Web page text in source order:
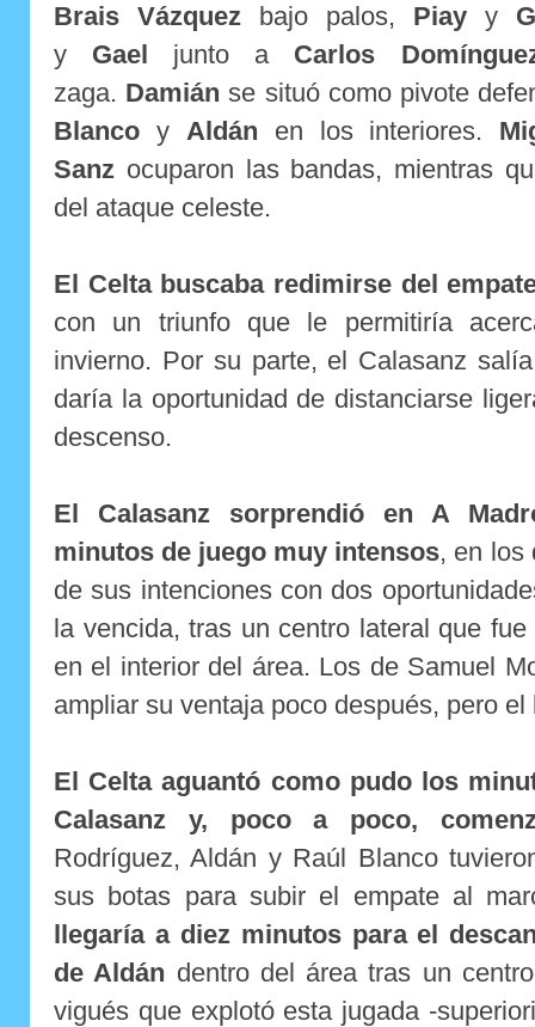
Brais Vázquez bajo palos, Piay y
y Gael junto a Carlos
zaga. Damián se situó como pivote
Blanco y Aldán en los interiores.
Sanz ocuparon las bandas, mientras
del ataque celeste.
El Celta buscaba redimirse del
con un triunfo que le permitiría
invierno. Por su parte, el Calasanz
daría la oportunidad de distanciarse
descenso.
El Calasanz sorprendió en A
minutos de juego muy intensos, en los
de sus intenciones con dos
la vencida, tras un centro lateral que
en el interior del área. Los de Samuel
ampliar su ventaja poco después, pero
El Celta aguantó como pudo los
Calasanz y, poco a poco,
Rodríguez, Aldán y Raúl Blanco
sus botas para subir el empate al
llegaría a diez minutos para el
de Aldán dentro del área tras un
vigués que explotó esta jugada -